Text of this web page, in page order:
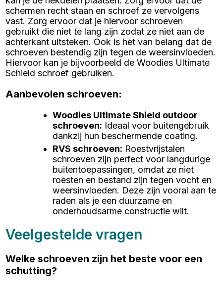
schermen recht staan en schroef ze vervolgens
vast. Zorg ervoor dat je hiervoor schroeven
gebruikt die niet te lang zijn zodat ze niet aan de
achterkant uitsteken. Ook is het van belang dat de
schroeven bestendig zijn tegen de weersinvloeden.
Hiervoor kan je bijvoorbeeld de Woodies Ultimate
Schield schroef gebruiken.
Aanbevolen schroeven:
Woodies Ultimate Shield outdoor
schroeven: Ideaal voor buitengebruik
dankzij hun beschermende coating.
RVS schroeven: Roestvrijstalen
schroeven zijn perfect voor langdurige
buitentoepassingen, omdat ze niet
roesten en bestand zijn tegen vocht en
weersinvloeden. Deze zijn vooral aan te
raden als je een duurzame en
onderhoudsarme constructie wilt.
Veelgestelde vragen
Welke schroeven zijn het beste voor een
schutting?